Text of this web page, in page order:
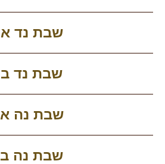
שבת נד א
שבת נד ב
שבת נה א
שבת נה ב